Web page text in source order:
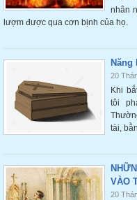
nhân
lượm được qua cơn bịnh của họ.
Năng
20
Khi
tôi
tài,
VÀO
20